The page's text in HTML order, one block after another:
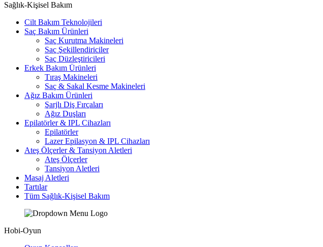
Sağlık-Kişisel Bakım
Cilt Bakım Teknolojileri
Saç Bakım Ürünleri
Saç Kurutma Makineleri
Saç Şekillendiriciler
Saç Düzleştiricileri
Erkek Bakım Ürünleri
Tıraş Makineleri
Saç & Sakal Kesme Makineleri
Ağız Bakım Ürünleri
Şarjlı Diş Fırçaları
Ağız Duşları
Epilatörler & IPL Cihazları
Epilatörler
Lazer Epilasyon & IPL Cihazları
Ateş Ölçerler & Tansiyon Aletleri
Ateş Ölçerler
Tansiyon Aletleri
Masaj Aletleri
Tartılar
Tüm Sağlık-Kişisel Bakım
Hobi-Oyun